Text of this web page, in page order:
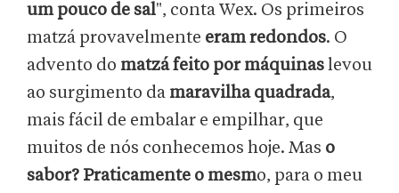
um pouco de sal", conta Wex. Os primeiros
matzá provavelmente eram redondos. O
advento do matzá feito por máquinaslevou
ao surgimento da maravilha quadrada,
mais fácil de embalar e empilhar, que
muitos de nós conhecemos hoje. Mas o
sabor? Praticamente o mesmo, para o meu